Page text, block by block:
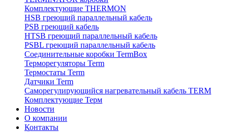
Комплектующие THERMON
HSB греющий параллельный кабель
PSB греющий кабель
HTSB греющий параллельный кабель
PSBL греющий параллельный кабель
Соединительные коробки TermBox
Терморегуляторы Term
Термостаты Term
Датчики Term
Саморегулирующийся нагревательный кабель TERM
Комплектующие Терм
Новости
О компании
Контакты